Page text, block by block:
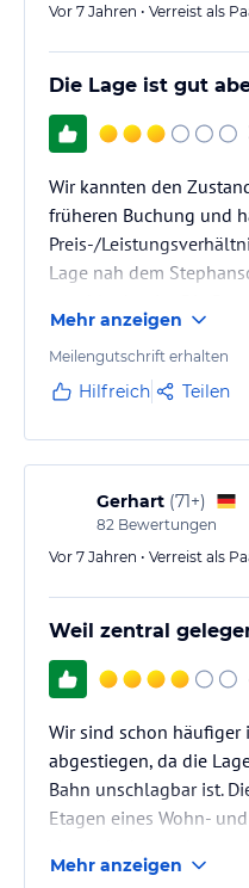
Vor 7 Jahren • Verreist als
Die Lage ist gut
Wir kannten den
früheren Buchung und
Preis-/
Lage nah dem
Etagen eines Wohn-
schon sehr
ein Fleckenmeer, die
„Neuer Markt Platz“ vor
einzige große,
Mehr anzeigen
Meilengutschrift erhalten
Hilfreich Teilen
Gerhart (71+)
82 Bewertungen
Vor 7 Jahren • Verreist als
Weil zentral
Wir sind schon häufiger
abgestiegen, da die
Bahn unschlagbar ist.
Etagen eines Wohn-
öffentlichen Bereichen
Mehr anzeigen